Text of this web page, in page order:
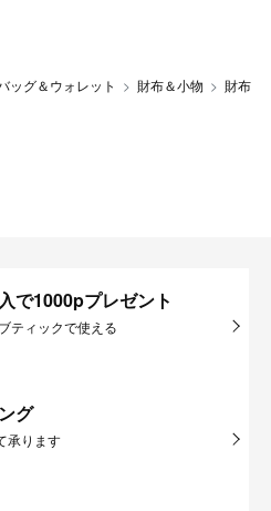
ッグ＆ウォレット 財布＆小物
財布
で1000pプレゼント
ティックで使える
グ
承ります